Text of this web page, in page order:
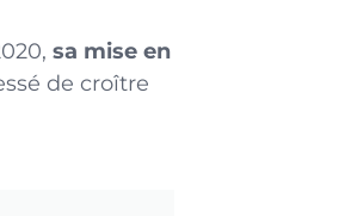
sa mise en
de croître